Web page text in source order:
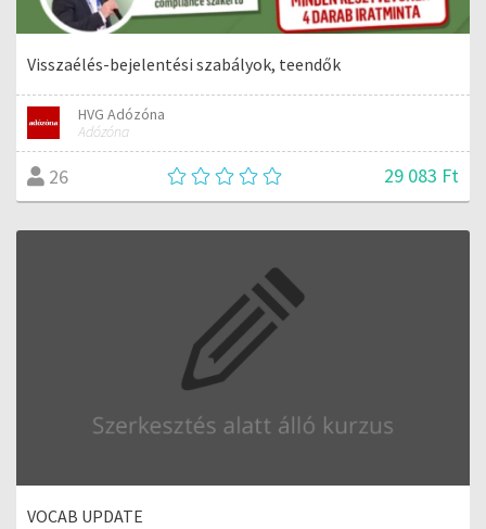
Visszaélés-bejelentési szabályok, teendők
HVG Adózóna
Adózóna
26 29 083 Ft
VOCAB UPDATE